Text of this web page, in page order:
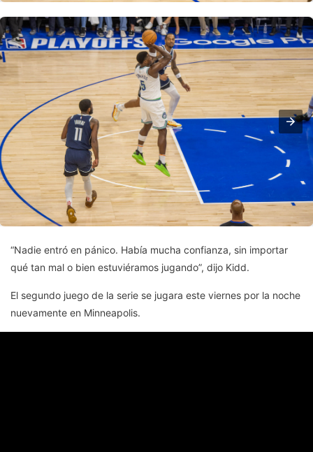
“Nadie entró en pánico. Había mucha confianza, sin importar
qué tan mal o bien estuviéramos jugando”, dijo Kidd.
El segundo juego de la serie se jugara este viernes por la noche
nuevamente en Minneapolis.